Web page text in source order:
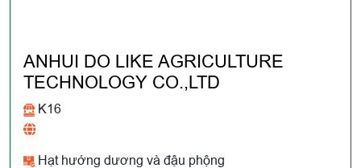
ANHUI DO LIKE AGRICULTURE
TECHNOLOGY CO.,LTD
K16
Hạt hướng dương và đậu phộng